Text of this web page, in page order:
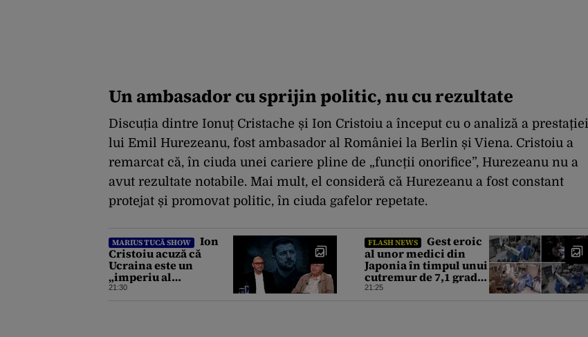
Un ambasador cu sprijin politic, nu cu rezultate
Discuția dintre Ionuț Cristache și Ion Cristoiu a început cu o analiză a prestației
lui Emil Hurezeanu, fost ambasador al României la Berlin și Viena. Cristoiu a
remarcat că, în ciuda unei cariere pline de „funcții onorifice”, Hurezeanu nu a
avut rezultate notabile. Mai mult, el consideră că Hurezeanu a fost constant
protejat și promovat politic, în ciuda gafelor repetate.
MARIUS TUCĂ SHOW
Ion
Cristoiu acuză că
Ucraina este un
„imperiu al
corupției”: „Jumătate
21:30
FLASH NEWS
Gest eroic
al unor medici din
Japonia în timpul unui
cutremur de 7,1 grade.
Au protejat pacientul
21:25